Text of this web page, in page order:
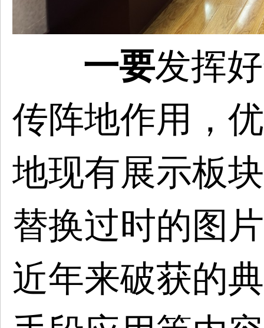
一要发挥
传阵地作用，
地现有展示板
替换过时的图
近年来破获的